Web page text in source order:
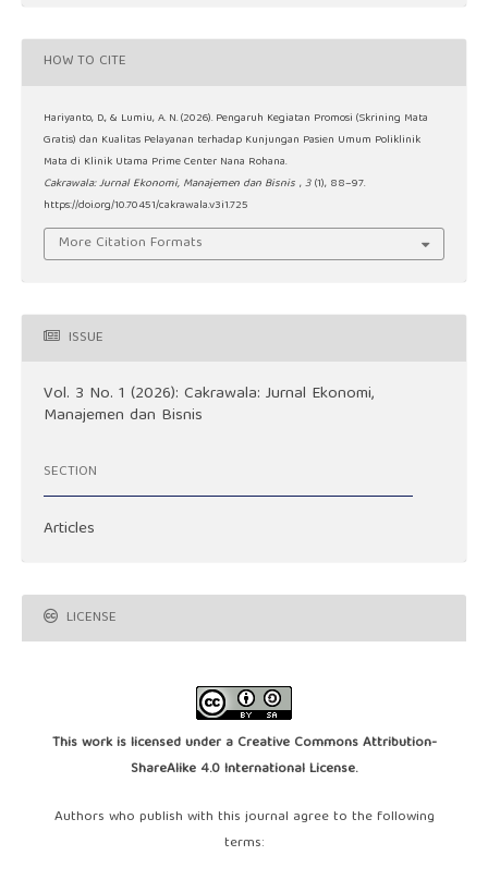
HOW TO CITE
Hariyanto, D., & Lumiu, A. N. (2026). Pengaruh Kegiatan Promosi (Skrining Mata
Gratis) dan Kualitas Pelayanan terhadap Kunjungan Pasien Umum Poliklinik
Mata di Klinik Utama Prime Center Nana Rohana.
Cakrawala: Jurnal Ekonomi, Manajemen dan Bisnis ,3 (1), 88–97.
https://doi.org/10.70451/cakrawala.v3i1.725
More Citation Formats
ISSUE
Vol. 3 No. 1 (2026): Cakrawala: Jurnal Ekonomi,
Manajemen dan Bisnis
SECTION
Articles
LICENSE
This work is licensed under a Creative Commons Attribution-
ShareAlike 4.0 International License.
Authors who publish with this journal agree to the following
terms: